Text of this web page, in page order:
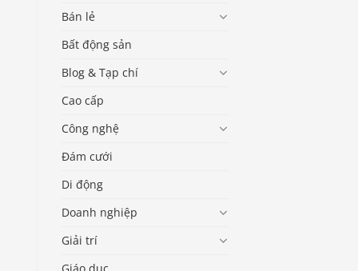
Bán lẻ
Bất động sản
Blog & Tạp chí
Cao cấp
Công nghệ
Đám cưới
Di động
Doanh nghiệp
Giải trí
Giáo dục